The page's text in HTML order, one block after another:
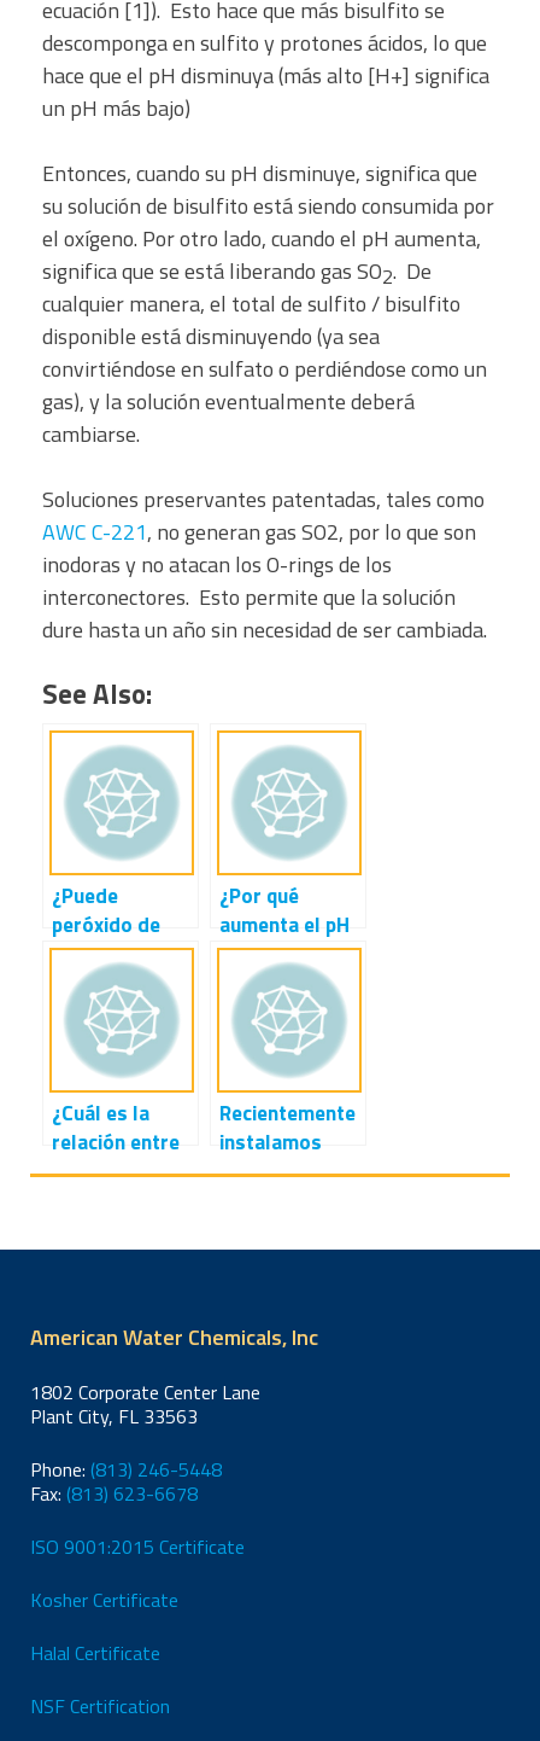
ecuación [1]). Esto hace que más bisulfito se
descomponga en sulfito y protones ácidos, lo que
hace que el pH disminuya (más alto [H+] significa
un pH más bajo)
Entonces, cuando su pH disminuye, significa que
su solución de bisulfito está siendo consumida por
el oxígeno. Por otro lado, cuando el pH aumenta,
significa que se está liberando gas SO2. De
cualquier manera, el total de sulfito / bisulfito
disponible está disminuyendo (ya sea
convirtiéndose en sulfato o perdiéndose como un
gas), y la solución eventualmente deberá
cambiarse.
Soluciones preservantes patentadas, tales como
AWC C-221, no generan gas SO2, por lo que son
inodoras y no atacan los O-rings de los
interconectores. Esto permite que la solución
dure hasta un año sin necesidad de ser cambiada.
See Also:
¿Puede
peróxido de
hidrógeno ser
utilizado
eficazmente en
lugar del
bisulfito de
sodio para la
decloración del
agua de
alimentación de
la OI?
¿Por qué
aumenta el pH
del permeado
RO cuando el
agua pasa a
través de un
desgasificador?
¿Ese pH más
alto realmente
estabiliza el
permeado RO
prevenir la
distribución?
¿Cuál es la
relación entre
pH y
diferencian?
temperatura?
Recientemente
instalamos
nuevas
sistema y
positivo de
coliformes en
permeada. ¿En
membranas RO
American Water Chemicals, Inc
1802 Corporate Center Lane
Plant City, FL 33563
Phone: (813) 246-5448
Fax: (813) 623-6678
ISO 9001:2015 Certificate
Kosher Certificate
Halal Certificate
NSF Certification